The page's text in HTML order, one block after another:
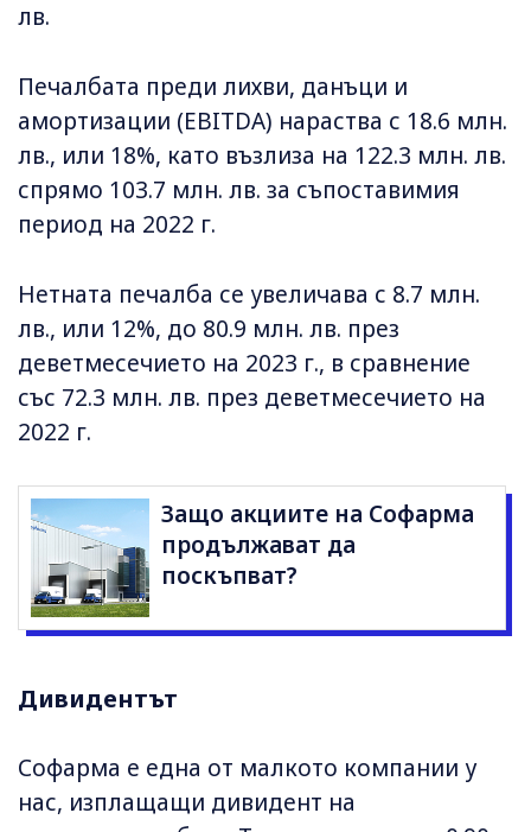
лв.
Печалбата преди лихви, данъци и
амортизации (EBITDA) нараства с 18.6 млн.
лв., или 18%, като възлиза на 122.3 млн. лв.
спрямо 103.7 млн. лв. за съпоставимия
период на 2022 г.
Нетната печалба се увеличава с 8.7 млн.
лв., или 12%, до 80.9 млн. лв. през
деветмесечието на 2023 г., в сравнение
със 72.3 млн. лв. през деветмесечието на
2022 г.
Защо акциите на Софарма
продължават да
поскъпват?
Дивидентът
Софарма е една от малкото компании у
нас, изплащащи дивидент на